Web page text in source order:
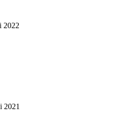
2022
2021